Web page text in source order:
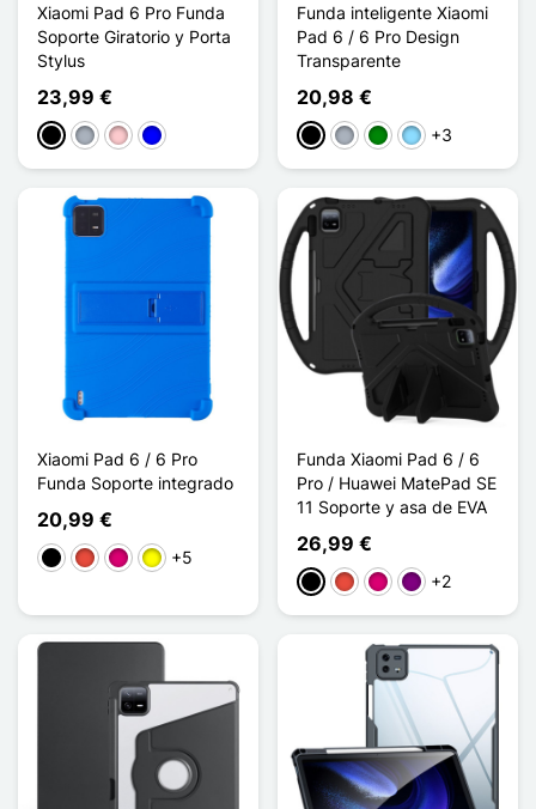
Xiaomi Pad 6 Pro Funda
Soporte Giratorio y Porta
Stylus
23,99 €
NegroGris RosaAzul
Funda inteligente Xiaomi
Pad 6 / 6 Pro Design
Transparente
20,98 €
NegroGris VerdeAzul claro
+3
Xiaomi Pad 6 / 6 Pro
Funda Soporte integrado
20,99 €
NegroRojoMagenta
Amarillo
+5
Funda Xiaomi Pad 6 / 6
Pro / Huawei MatePad SE
11 Soporte y asa de EVA
26,99 €
NegroRojoMagenta
Púrpura
+2